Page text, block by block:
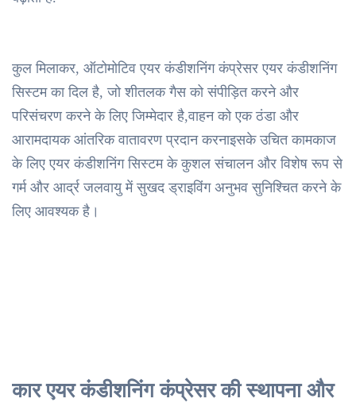
कुल मिलाकर, ऑटोमोटिव एयर कंडीशनिंग कंप्रेसर एयर कंडीशनिंग
सिस्टम का दिल है, जो शीतलक गैस को संपीड़ित करने और
परिसंचरण करने के लिए जिम्मेदार है,वाहन को एक ठंडा और
आरामदायक आंतरिक वातावरण प्रदान करनाइसके उचित कामकाज
के लिए एयर कंडीशनिंग सिस्टम के कुशल संचालन और विशेष रूप से
गर्म और आर्द्र जलवायु में सुखद ड्राइविंग अनुभव सुनिश्चित करने के
लिए आवश्यक है।
कार एयर कंडीशनिंग कंप्रेसर की स्थापना और